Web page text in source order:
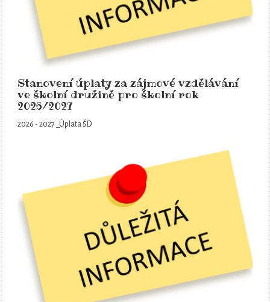
Stanovení úplaty za zájmové vzdělávání
ve školní družině pro školní rok
2026/2027
2026 - 2027 _Úplata ŠD